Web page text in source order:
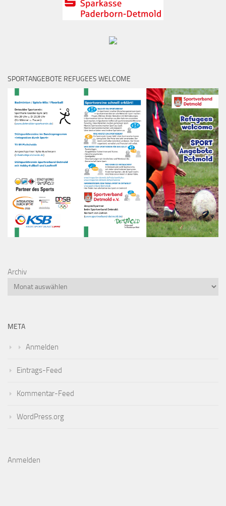
SPORTANGEBOTE REFUGEES WELCOME
Archiv
META
Anmelden
Eintrags-Feed
Kommentar-Feed
WordPress.org
Anmelden